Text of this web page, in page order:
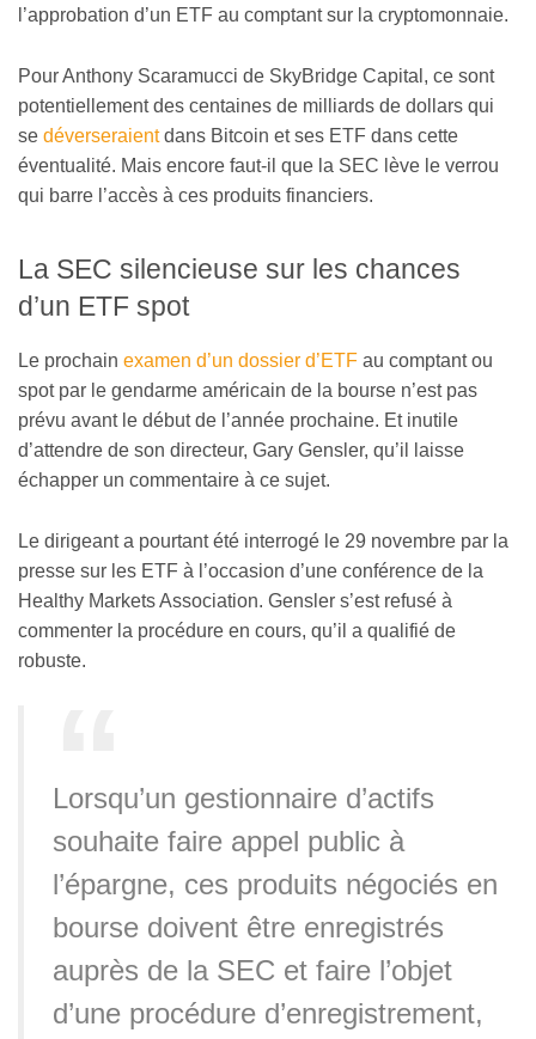
l’approbation d’un ETF au comptant sur la cryptomonnaie.
Pour Anthony Scaramucci de SkyBridge Capital, ce sont
potentiellement des centaines de milliards de dollars qui
se déverseraientdans Bitcoin et ses ETF dans cette
éventualité. Mais encore faut-il que la SEC lève le verrou
qui barre l’accès à ces produits financiers.
La SEC silencieuse sur les chances
d’un ETF spot
Le prochain examen d’un dossier d’ETF au comptant ou
spot par le gendarme américain de la bourse n’est pas
prévu avant le début de l’année prochaine. Et inutile
d’attendre de son directeur, Gary Gensler, qu’il laisse
échapper un commentaire à ce sujet.
Le dirigeant a pourtant été interrogé le 29 novembre par la
presse sur les ETF à l’occasion d’une conférence de la
Healthy Markets Association. Gensler s’est refusé à
commenter la procédure en cours, qu’il a qualifié de
robuste.
Lorsqu’un gestionnaire d’actifs
souhaite faire appel public à
l’épargne, ces produits négociés en
bourse doivent être enregistrés
auprès de la SEC et faire l’objet
d’une procédure d’enregistrement,